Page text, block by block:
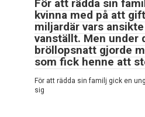
För att rädda sin
kvinna med på att
miljardär vars
vanställt. Men under
bröllopsnatt gjorde
som fick henne att
För att rädda sin familj gick en
sig